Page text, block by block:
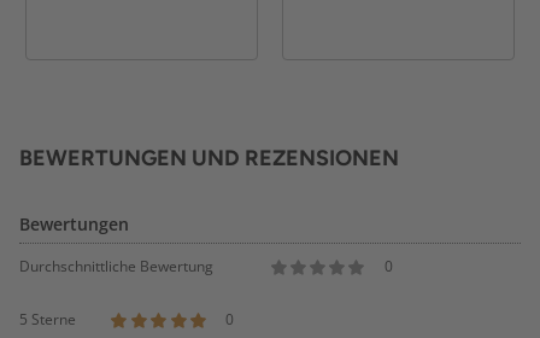
BEWERTUNGEN UND REZENSIONEN
Bewertungen
Durchschnittliche Bewertung 0
5 Sterne
0